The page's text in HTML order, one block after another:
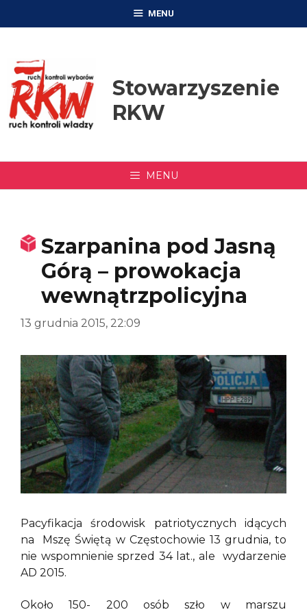
MENU
Stowarzyszenie
RKW
MENU
Szarpanina pod Jasną
Górą – prowokacja
wewnątrzpolicyjna
13 grudnia 2015, 22:09
Pacyfikacja środowisk patriotycznych idących
na Mszę Świętą w Częstochowie 13 grudnia, to
nie wspomnienie sprzed 34 lat., ale wydarzenie
AD 2015.
Około 150- 200 osób szło w marszu